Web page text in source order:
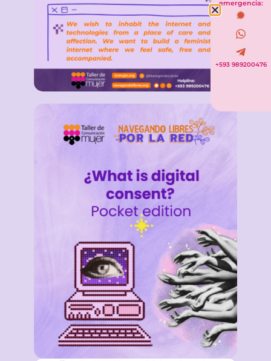
emergencia:
+593 989200476